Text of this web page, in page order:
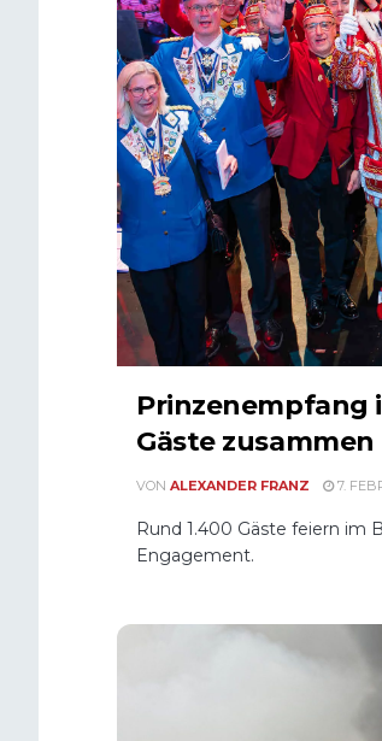
Prinzenempfang
Gäste zusammen
VON ALEXANDER FRANZ 7.
Rund 1.400 Gäste feiern im
Engagement.